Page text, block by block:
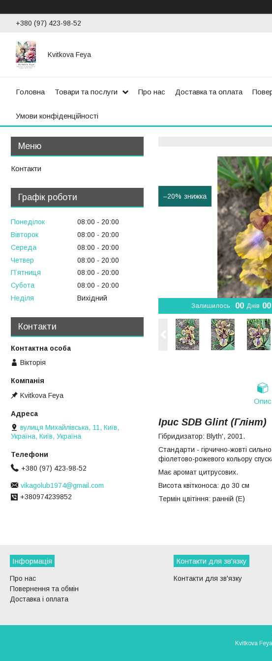
+380 (97) 423-98-52
Kvitkova Feya
Головна Товари та послуги Про нас Доставка та оплата
Умови конфіденційності
–20%
Залишилось 00 Днів 00
Опис
Ірис SDB Glint (Глінт)
Гібридизатор: Blyth', 2001.
Стандарти - гірчично-жовті
фіолетово-рожевого кольору
Має аромат цитрусових.
Висота квітконоса: до 30 см
Термін цвітіння: ранній (Е)
Контакти
Графік роботи
Понеділок 08:00
20:00
Вівторок
08:00
20:00
Середа
08:00
20:00
Четвер
08:00
20:00
Пʼятниця
08:00
20:00
Субота
08:00
20:00
Неділя
Вихідний
Контакти
Вікторія
Kvitkova Feya
вулиця Михайлівська, 11, Київ,
Україна, Київ, Україна
+380 (97) 423-98-52
vikagolub1974@gmail.com
+380974239852
Інформація
Про нас
Повернення та обмін
Доставка і оплата
Контакти для зв'язку
Контакти для зв'язку